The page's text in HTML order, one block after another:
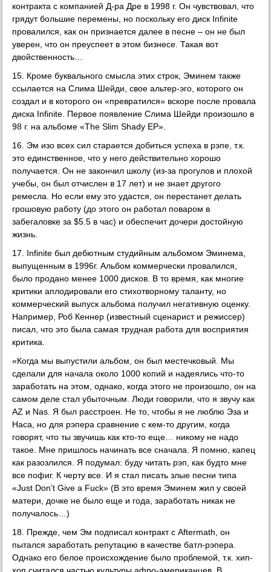
контракта с компанией Д-ра Дре в 1998 г. Он чувствовал, что
грядут большие перемены, но поскольку его диск Infinite
провалился, как он признается далее в песне – он не был
уверен, что он преуспеет в этом бизнесе. Такая вот
двойственность…
15. Кроме буквального смысла этих строк, Эминем также
ссылается на Слима Шейди, свое альтер-эго, которого он
создал и в которого он «превратился» вскоре после провала
диска Infinite. Первое появление Слима Шейди произошло в
98 г. на альбоме «The Slim Shady EP».
16. Эм изо всех сил старается добиться успеха в рэпе, т.к.
это единственное, что у него действительно хорошо
получается. Он не закончил школу (из-за прогулов и плохой
учебы, он был отчислен в 17 лет) и не знает другого
ремесла. Но если ему это удастся, он перестанет делать
грошовую работу (до этого он работал поваром в
забегаловке за $5.5 в час) и обеспечит дочери достойную
жизнь.
17. Infinite был дебютным студийным альбомом Эминема,
выпущенным в 1996г. Альбом коммерчески провалился,
было продано менее 1000 дисков. В то время, как многие
критики аплодировали его стихотворному таланту, но
коммерческий выпуск альбома получил негативную оценку.
Например, Роб Кеннер (известный сценарист и режиссер)
писал, что это была самая трудная работа для восприятия
критика.
«Когда мы выпустили альбом, он был местечковый. Мы
сделали для начала около 1000 копий и надеялись что-то
заработать на этом, однако, когда этого не произошло, он на
самом деле стал убыточным. Люди говорили, что я звучу как
AZ и Nas. Я был расстроен. Не то, чтобы я не люблю Эза и
Наса, но для рэпера сравнение с кем-то другим, когда
говорят, что ты звучишь как кто-то еще… никому не надо
такое. Мне пришлось начинать все сначала. Я помню, капец
как разозлился. Я подумал: буду читать рэп, как будто мне
все пофиг. К черту все. И я стал писать злые песни типа
«Just Don’t Give a Fuck» (В это время Эминем жил у своей
матери, дочке не было еще и года, заработать никак не
получалось…)
18. Прежде, чем Эм подписал контракт с Aftermath, он
пытался заработать репутацию в качестве батл-рэпера.
Однако его белое происхождение было проблемой, т.к. хип-
хоп считался частью культуры афро-американцев. В